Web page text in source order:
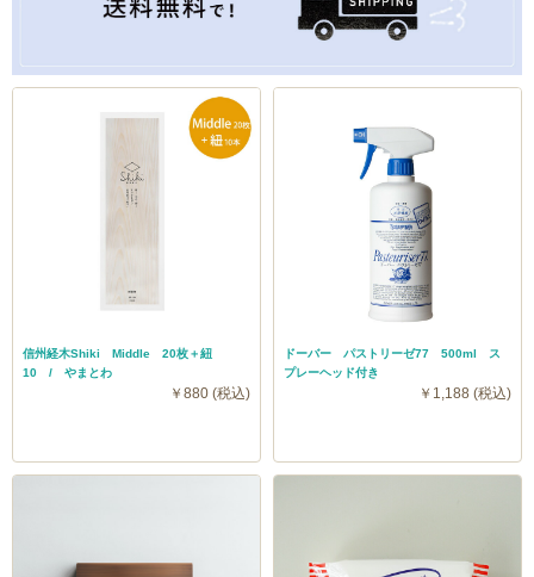
信州経木Shiki Middle 20枚＋紐
10 / やまとわ
￥880 (税込)
ドーバー パストリーゼ77 500ml ス
プレーヘッド付き
￥1,188 (税込)